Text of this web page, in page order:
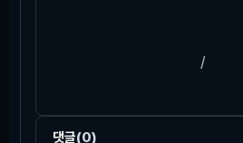
/
댓글(0)